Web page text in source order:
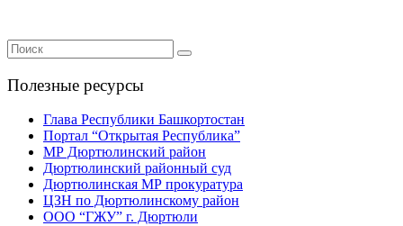
Полезные ресурсы
Глава Республики Башкортостан
Портал “Открытая Республика”
МР Дюртюлинский район
Дюртюлинский районный суд
Дюртюлинская МР прокуратура
ЦЗН по Дюртюлинскому район
ООО “ГЖУ” г. Дюртюли